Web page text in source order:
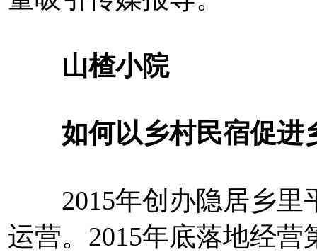
山楂小院
如何以乡村民宿促进
2015年创办隐居乡里
运营。2015年底落地经